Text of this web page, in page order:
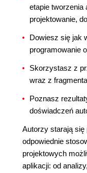
etapie tworzenia
projektowanie,
Dowiesz się jak
programowanie
Skorzystasz z
wraz z
Poznasz
doświadczeń
Autorzy starają
odpowiednie
projektowych
aplikacji: od